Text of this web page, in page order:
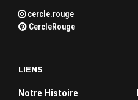
cercle.rouge
CercleRouge
LIENS
Notre Histoire